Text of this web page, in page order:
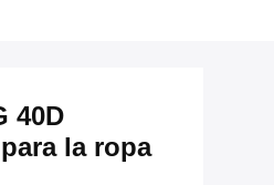
40D
la ropa